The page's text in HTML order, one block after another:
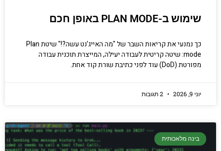
שימוש ב-PLAN MODE באופן חכם
כך נמנעי את קריאות השבר של "מה האייג'נט עשה?!" שיטת Plan
mode: שיטה קריטית לעבודה יעילה, המייצרת תוכנית עבודה
מפורטת (DoD) עוד לפני כתיבת שורת קוד אחת.
יוני 9, 2026
בינה מלאכותית